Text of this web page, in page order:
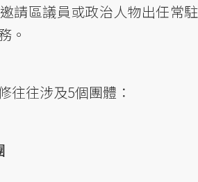
請區議員或政治人物出任常駐
。
往往涉及5個團體：